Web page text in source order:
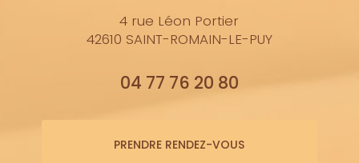
4 rue Léon Portier
42610 SAINT-ROMAIN-LE-PUY
04 77 76 20 80
PRENDRE RENDEZ-VOUS